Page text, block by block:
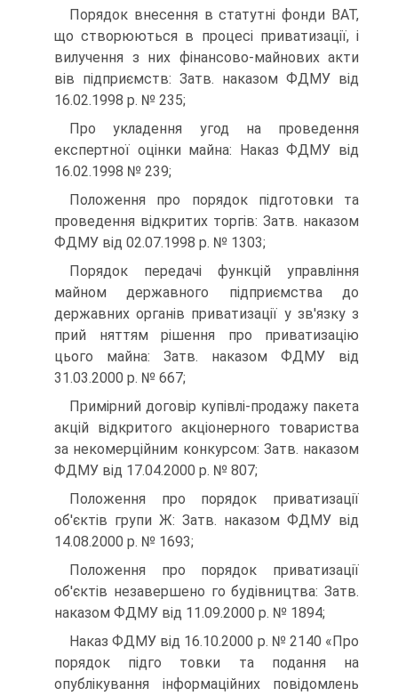
Порядок внесення в статутні фонди ВАТ,
що створюються в процесі приватизації, і
вилучення з них фінансово-майнових акти
вів підприємств: Затв. наказом ФДМУ від
16.02.1998 р. № 235;
Про укладення угод на проведення
експертної оцінки майна: Наказ ФДМУ від
16.02.1998 № 239;
Положення про порядок підготовки та
проведення відкритих торгів: Затв. наказом
ФДМУ від 02.07.1998 р. № 1303;
Порядок передачі функцій управління
майном державного підприємства до
державних органів приватизації у зв'язку з
прий няттям рішення про приватизацію
цього майна: Затв. наказом ФДМУ від
31.03.2000 р. № 667;
Примірний договір купівлі-продажу пакета
акцій відкритого акціонерного товариства
за некомерційним конкурсом: Затв. наказом
ФДМУ від 17.04.2000 р. № 807;
Положення про порядок приватизації
об'єктів групи Ж: Затв. наказом ФДМУ від
14.08.2000 р. № 1693;
Положення про порядок приватизації
об'єктів незавершено го будівництва: Затв.
наказом ФДМУ від 11.09.2000 р. № 1894;
Наказ ФДМУ від 16.10.2000 р. № 2140 «Про
порядок підго товки та подання на
опублікування інформаційних повідомлень